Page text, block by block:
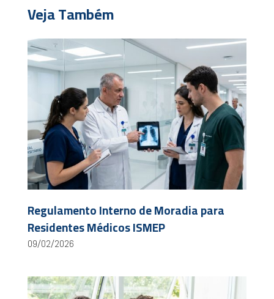
Veja Também
Regulamento Interno de Moradia para
Residentes Médicos ISMEP
09/02/2026